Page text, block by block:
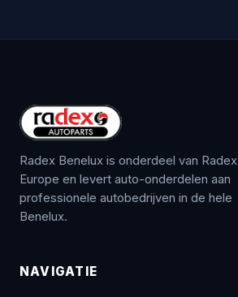
Radex Benelux is onderdeel van Radex
Europe en levert auto-onderdelen aan
professionele autobedrijven in de hele
Benelux.
NAVIGATIE